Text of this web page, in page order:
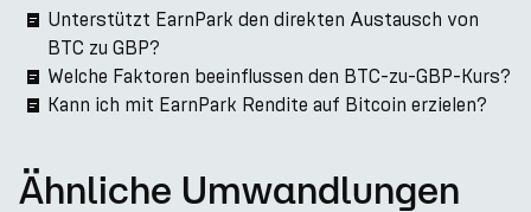
Unterstützt EarnPark den direkten Austausch von
BTC zu GBP?
Welche Faktoren beeinflussen den BTC-zu-GBP-Kurs?
Kann ich mit EarnPark Rendite auf Bitcoin erzielen?
Ähnliche Umwandlungen